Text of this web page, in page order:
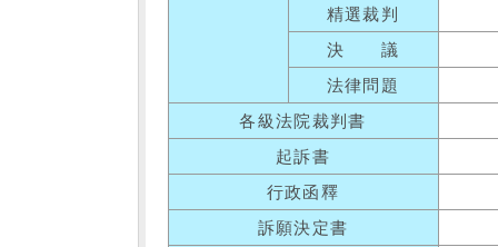
精選裁判
決 議
法律問題
各級法院裁判書
起訴書
行政函釋
訴願決定書